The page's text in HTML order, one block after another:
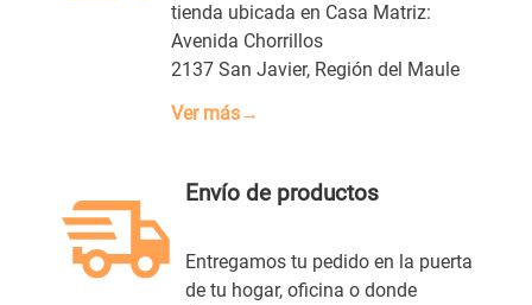
tienda ubicada en Casa Matriz:
Avenida Chorrillos
2137 San Javier, Región del Maule
Ver más→
Envío de productos
Entregamos tu pedido en la puerta
de tu hogar, oficina o donde